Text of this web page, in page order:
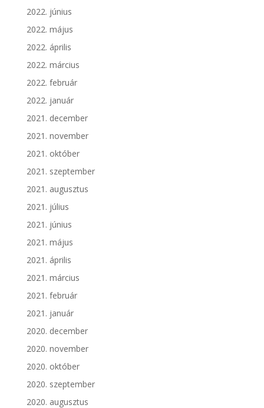
2022. június
2022. május
2022. április
2022. március
2022. február
2022. január
2021. december
2021. november
2021. október
2021. szeptember
2021. augusztus
2021. július
2021. június
2021. május
2021. április
2021. március
2021. február
2021. január
2020. december
2020. november
2020. október
2020. szeptember
2020. augusztus